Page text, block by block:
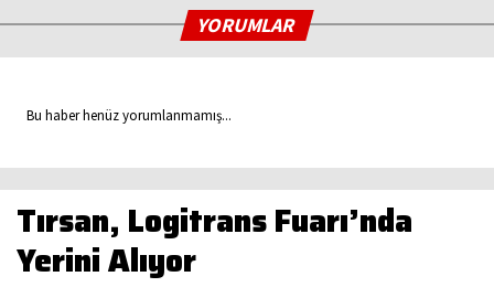
YORUMLAR
Bu haber henüz yorumlanmamış...
Tırsan, Logitrans Fuarı’nda
Yerini Alıyor